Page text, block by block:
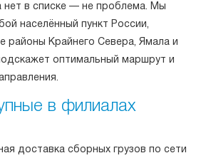
нет в списке — не проблема. Мы
населённый пункт России,
районы Крайнего Севера, Ямала и
оптимальный маршрут и
в филиалах
доставка сборных грузов по сети